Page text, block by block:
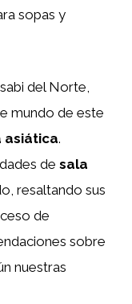
sopas y
del Norte,
mundo de este
asiática.
de sala
resaltando sus
de
sobre
nuestras